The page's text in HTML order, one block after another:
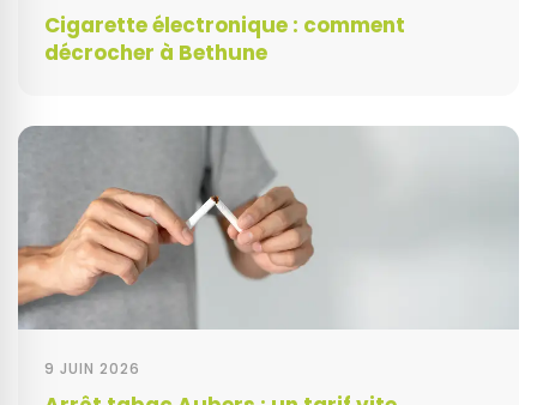
Cigarette électronique : comment
décrocher à Bethune
9 JUIN 2026